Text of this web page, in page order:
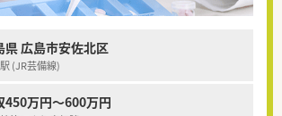
県 広島市安佐北区
(JR芸備線)
450万円～600万円